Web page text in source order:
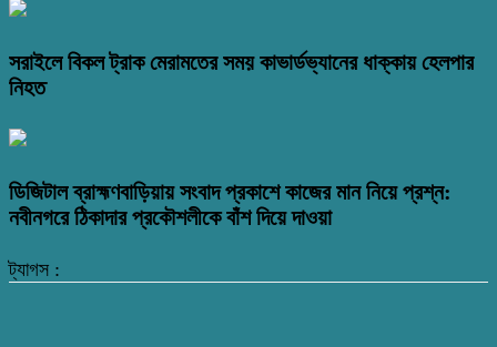
সরাইলে বিকল ট্রাক মেরামতের সময় কাভার্ডভ্যানের ধাক্কায় হেলপার
নিহত
ডিজিটাল ব্রাহ্মণবাড়িয়ায় সংবাদ প্রকাশে কাজের মান নিয়ে প্রশ্ন:
নবীনগরে ঠিকাদার প্রকৌশলীকে বাঁশ দিয়ে দাওয়া
ট্যাগস :